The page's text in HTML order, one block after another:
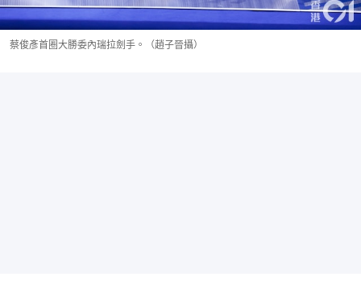
蔡俊彥首圈大勝委內瑞拉劍手。（趙子晉攝）